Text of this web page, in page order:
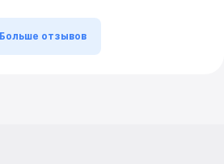
Больше отзывов